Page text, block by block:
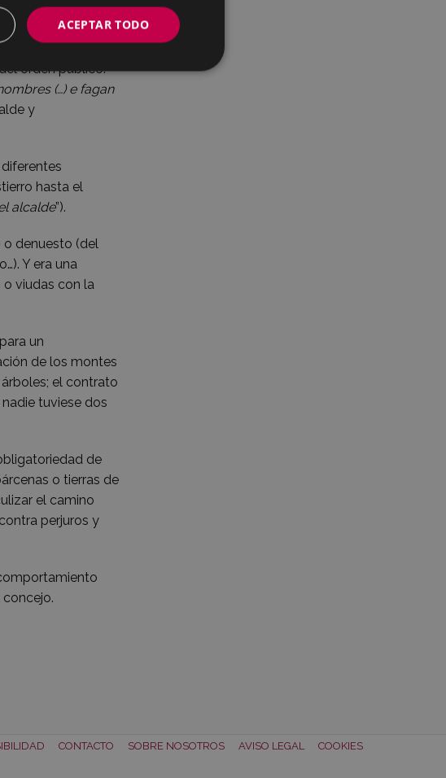
a la elección de
orden público.
(…) e fagan
y
hasta el
alcalde”).
denuesto (del
Y era una
viudas con la
un
de los montes
el contrato
nadie tuviese dos
de
o tierras de
el camino
perjuros y
CONTACTO SOBRE NOSOTROS AVISO LEGAL COOKIES
ACEPTAR TODO